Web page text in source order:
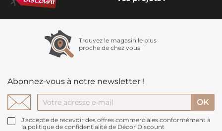
Trouvez le magasin le plus
proche de chez vous
Abonnez-vous à notre newsletter !
J'accepte de recevoir des offres commerciales conformément à
la politique de confidentialité de Décor Discount